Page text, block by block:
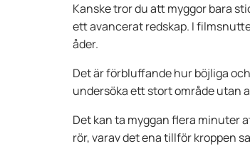
Kanske tror du att myggor bara
ett avancerat redskap. I
åder.
Det är förbluffande hur böjliga
undersöka ett stort område utan
Det kan ta myggan flera minuter
rör, varav det ena tillför kroppen